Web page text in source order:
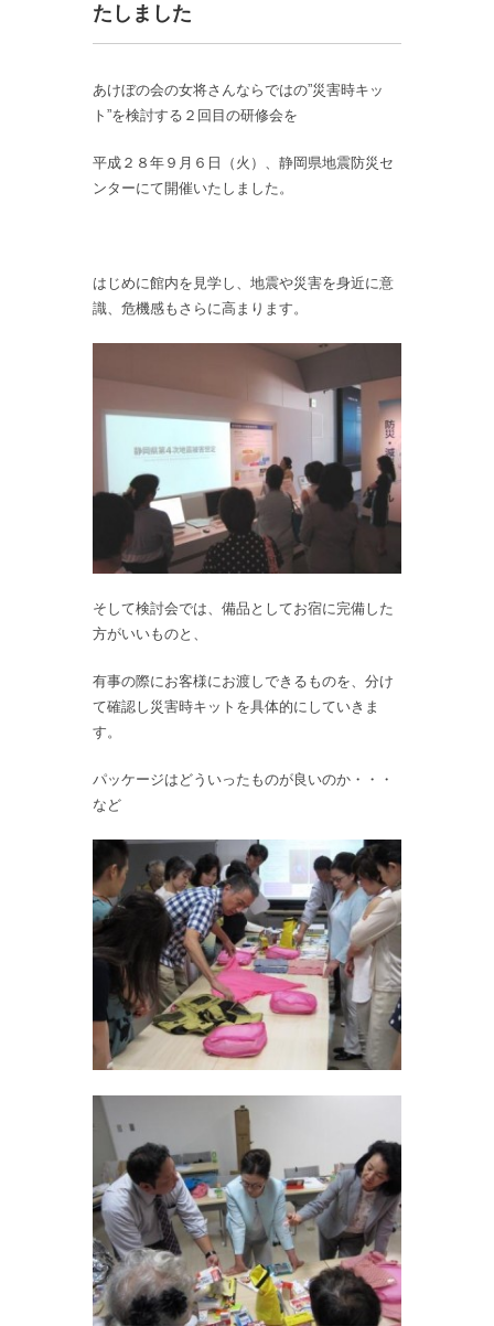
たしました
あけぼの会の女将さんならではの”災害時キッ
ト”を検討する２回目の研修会を
平成２８年９月６日（火）、静岡県地震防災セ
ンターにて開催いたしました。
はじめに館内を見学し、地震や災害を身近に意
識、危機感もさらに高まります。
そして検討会では、備品としてお宿に完備した
方がいいものと、
有事の際にお客様にお渡しできるものを、分け
て確認し災害時キットを具体的にしていきま
す。
パッケージはどういったものが良いのか・・・
など